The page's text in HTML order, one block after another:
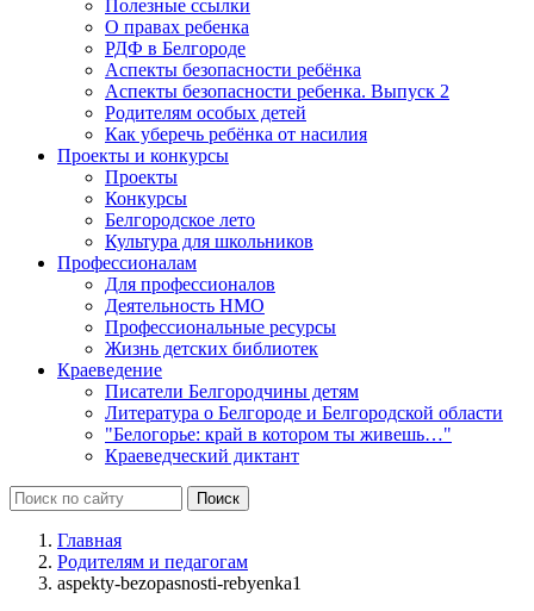
Полезные ссылки
О правах ребенка
РДФ в Белгороде
Аспекты безопасности ребёнка
Аспекты безопасности ребенка. Выпуск 2
Родителям особых детей
Как уберечь ребёнка от насилия
Проекты и конкурсы
Проекты
Конкурсы
Белгородское лето
Культура для школьников
Профессионалам
Для профессионалов
Деятельность НМО
Профессиональные ресурсы
Жизнь детских библиотек
Краеведение
Писатели Белгородчины детям
Литература о Белгороде и Белгородской области
"Белогорье: край в котором ты живешь…"
Краеведческий диктант
Главная
Родителям и педагогам
aspekty-bezopasnosti-rebyenka1